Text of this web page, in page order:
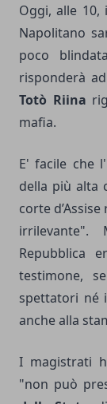
Oggi, alle 10,
Napolitano
poco
risponderà
Totò Riina
mafia.
E' facile che
della più alta
corte
Repubblica
testimone,
spettatori né
anche alla
I magistrati
"non può